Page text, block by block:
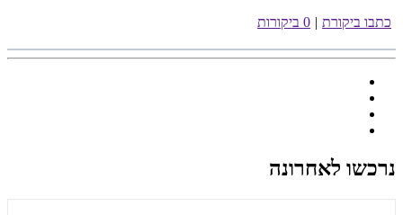
כתבו ביקורת | 0 ביקורות
נרכשו לאחרונה